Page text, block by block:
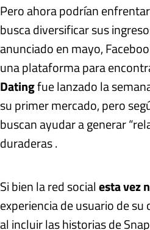
Pero ahora podrían
busca diversificar sus
anunciado en mayo,
una plataforma para
Datingfue lanzado la
su primer mercado, pero
buscan ayudar a generar
duraderas .
Si bien la red socialesta vez
experiencia de usuario de
al incluir las historias de